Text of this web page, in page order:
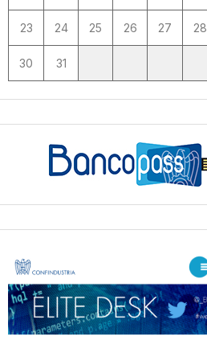
23 24 25 26 27 28
30 31